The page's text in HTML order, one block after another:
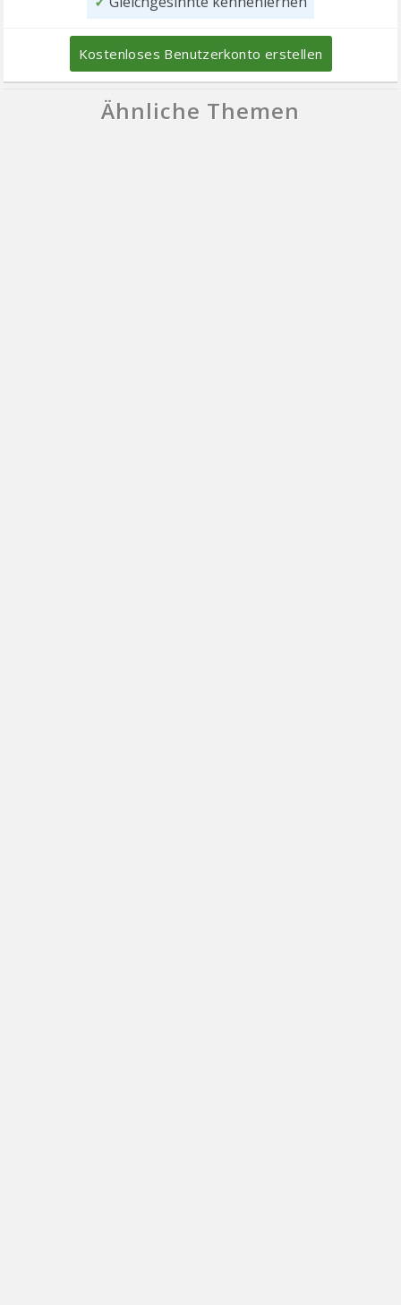
Kostenloses Benutzerkonto erstellen
Ähnliche Themen